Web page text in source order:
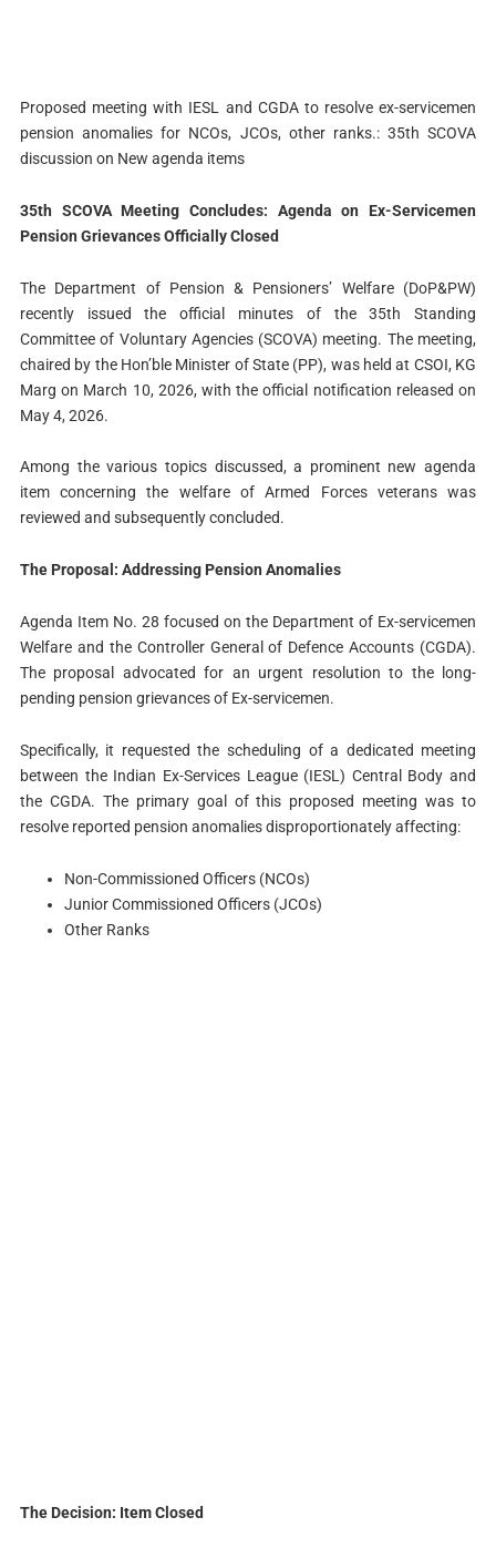
Proposed meeting with IESL and CGDA to resolve ex-servicemen
pension anomalies for NCOs, JCOs, other ranks.: 35th SCOVA
discussion on New agenda items
35th SCOVA Meeting Concludes: Agenda on Ex-Servicemen
Pension Grievances Officially Closed
The Department of Pension & Pensioners’ Welfare (DoP&PW)
recently issued the official minutes of the 35th Standing
Committee of Voluntary Agencies (SCOVA) meeting. The meeting,
chaired by the Hon’ble Minister of State (PP), was held at CSOI, KG
Marg on March 10, 2026, with the official notification released on
May 4, 2026.
Among the various topics discussed, a prominent new agenda
item concerning the welfare of Armed Forces veterans was
reviewed and subsequently concluded.
The Proposal: Addressing Pension Anomalies
Agenda Item No. 28 focused on the Department of Ex-servicemen
Welfare and the Controller General of Defence Accounts (CGDA).
The proposal advocated for an urgent resolution to the long-
pending pension grievances of Ex-servicemen.
Specifically, it requested the scheduling of a dedicated meeting
between the Indian Ex-Services League (IESL) Central Body and
the CGDA. The primary goal of this proposed meeting was to
resolve reported pension anomalies disproportionately affecting:
Non-Commissioned Officers (NCOs)
Junior Commissioned Officers (JCOs)
Other Ranks
The Decision: Item Closed